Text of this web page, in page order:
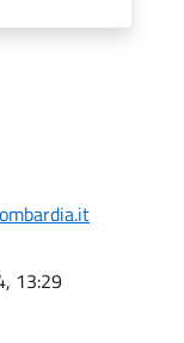
13:29